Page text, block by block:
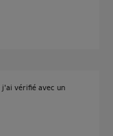
j'ai vérifié avec un